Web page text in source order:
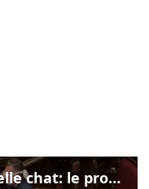
Delmastro, negato l'uso delle chat: le proteste di Avs e M5s